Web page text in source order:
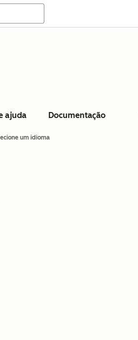
ajuda Documentação
um idioma